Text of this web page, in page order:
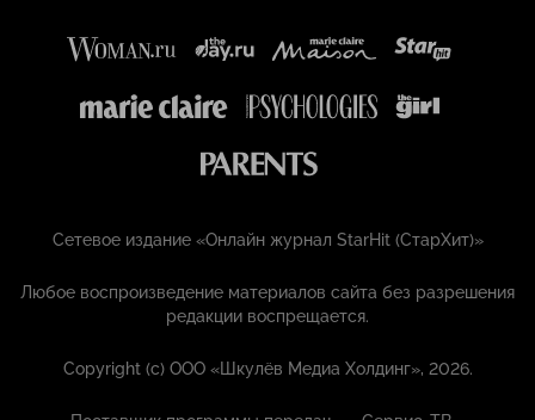
Сетевое издание «Онлайн журнал StarHit (СтарХит)»
Любое воспроизведение материалов сайта без разрешения
редакции воспрещается.
Copyright (с) ООО «Шкулёв Медиа Холдинг», 2026.